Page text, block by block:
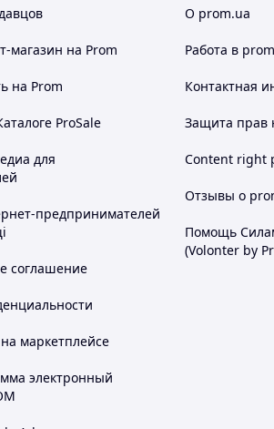
магазин на Prom
на Prom
ProSale
для
предпринимателей
соглашение
маркетплейсе
электронный
О prom.ua
Работа в
Контактная
Защита прав
Content right
Отзывы о
Помощь
(Volonter by